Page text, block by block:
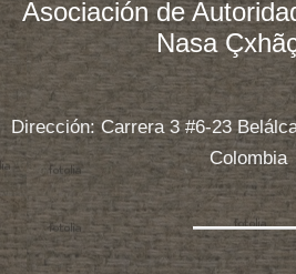
Asociación de
Nasa
Dirección: Carrera 3 #6-23
Colombia